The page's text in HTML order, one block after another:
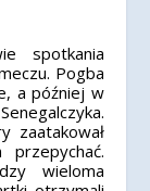
spotkania
Pogba
a później w
zaatakował
wieloma